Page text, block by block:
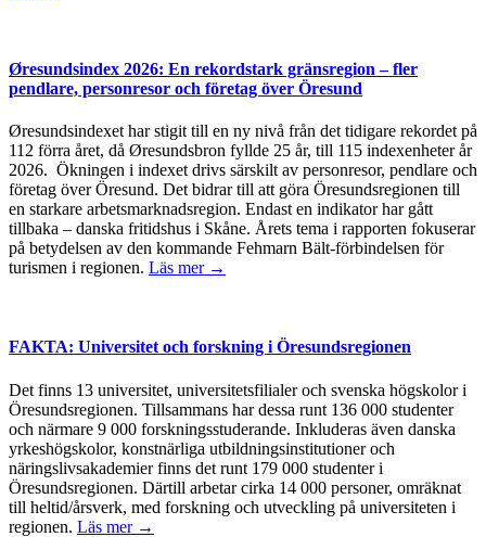
Øresundsindex 2026: En rekordstark gränsregion – fler
pendlare, personresor och företag över Öresund
Øresundsindexet har stigit till en ny nivå från det tidigare rekordet på
112 förra året, då Øresundsbron fyllde 25 år, till 115 indexenheter år
2026. Ökningen i indexet drivs särskilt av personresor, pendlare och
företag över Öresund. Det bidrar till att göra Öresundsregionen till
en starkare arbetsmarknadsregion. Endast en indikator har gått
tillbaka – danska fritidshus i Skåne. Årets tema i rapporten fokuserar
på betydelsen av den kommande Fehmarn Bält-förbindelsen för
turismen i regionen. Läs mer →
FAKTA: Universitet och forskning i Öresundsregionen
Det finns 13 universitet, universitetsfilialer och svenska högskolor i
Öresundsregionen. Tillsammans har dessa runt 136 000 studenter
och närmare 9 000 forskningsstuderande. Inkluderas även danska
yrkeshögskolor, konstnärliga utbildningsinstitutioner och
näringslivsakademier finns det runt 179 000 studenter i
Öresundsregionen. Därtill arbetar cirka 14 000 personer, omräknat
till heltid/årsverk, med forskning och utveckling på universiteten i
regionen. Läs mer →